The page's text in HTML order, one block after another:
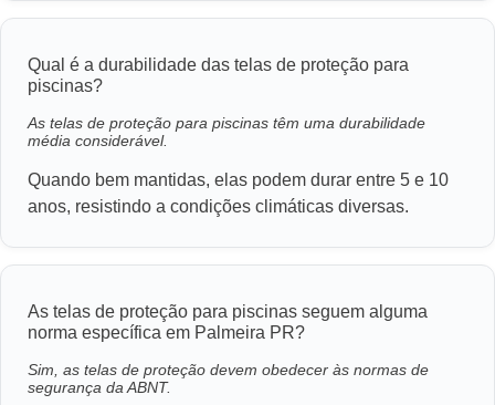
Qual é a durabilidade das telas de proteção para
piscinas?
As telas de proteção para piscinas têm uma durabilidade
média considerável.
Quando bem mantidas, elas podem durar entre 5 e 10
anos, resistindo a condições climáticas diversas.
As telas de proteção para piscinas seguem alguma
norma específica em Palmeira PR?
Sim, as telas de proteção devem obedecer às normas de
segurança da ABNT.